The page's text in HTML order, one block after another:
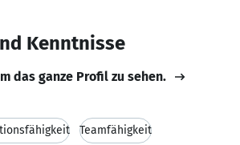
Kenntnisse
das ganze Profil zu sehen.
Teamfähigkeit